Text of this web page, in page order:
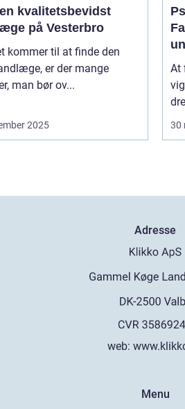
kvalitetsbevidst
på Vesterbro
kommer til at finde den
er der mange
man bør ov...
2025
At
30
Adresse
web:
Menu